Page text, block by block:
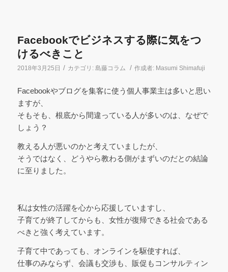
Facebookでビジネスする際に気をつ
けるべきこと
2018年3月25日 / カテゴリ: 島藤コラム / 作成者: Masumi Shimafuji
Facebookやブログを集客に使う個人事業主は多いと思い
ますが、
そもそも、根底から間違っている人が多いのは、なぜで
しょう？
教える人が悪いのかと考えていましたが、
そうではなく、どうやら教わる側がまずいのだとの結論
に至りました。
私は女性の活躍を心から応援していますし、
子育てが終了してからも、女性が復帰できる社会である
べきと強く考えています。
子育て中であっても、オンラインを駆使すれば、
仕事のみならず、会議も交渉も、販促もコンサルティン